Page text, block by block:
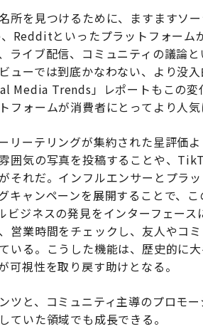
所を見つけるために、ますますソ
といったプラットフォーム
ライブ配信、コミュニティの議論
ューでは到底かなわない、より没
Media Trends」レポートもこの変
フォームが消費者にとってより人気
リーテリングが集約された星評価
囲気の写真を投稿することや、
それだ。インフルエンサーとプラ
キャンペーンを展開することで、
ジネスの発見をインターフェー
営業時間をチェックし、友人やコ
いる。こうした機能は、歴史的に
視性を取り戻す助けとなる。
ツと、コミュニティ主導のプロモ
ていた領域でも成長できる。